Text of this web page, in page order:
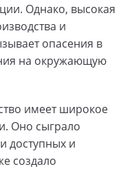
Однако, высокая
и
опасения в
на окружающую
имеет широкое
Оно сыграло
доступных и
создало